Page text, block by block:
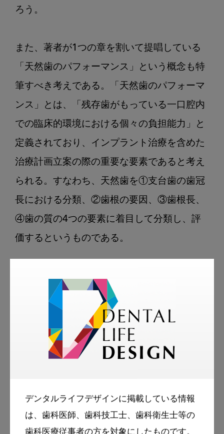
デンタルライフデザインに掲載している情報
は、歯科医師、歯科技工士、歯科衛生士等の
ろう。
また、著者が1つの章を割いて提唱している
「天然歯のパフォーマンス」という概念も特
筆すべき考えである。「天然歯のパフォーマ
ンス」とは、「残存歯がもっている一口腔内
での臨床的環境における個々の負担能力」と
定義されており、インプラント治療を含めた
治療計画立案の際の重要な要素であると考え
られる。すなわち、天然歯を①支台歯の歯冠
長における分類、②歯根の要因、③歯根長、
④歯の質の4つの要素に着目して分類し、評
価するというものである。
本書では全編を通じて、臨床医であり、スタ
ディクラブを主宰する教育者としての側面も
もつ著者が、重要であると考え、読者に伝え
たいと願うエッセンス・フィロソフィーが凝
縮されており、読みやすく理解しやすい好書
評者
：古谷野　潔
（九州大学大学院歯学研究院口腔機能修復学